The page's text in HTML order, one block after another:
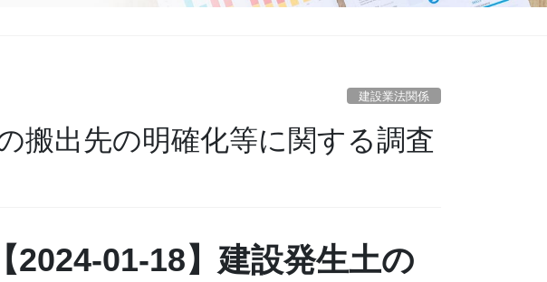
建設業法関係
搬出先の明確化等に関する調査
【2024-01-18】建設発生土の